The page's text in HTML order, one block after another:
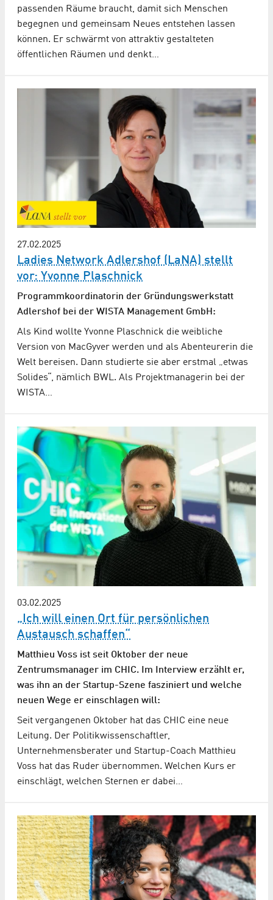
passenden Räume braucht, damit sich Menschen
begegnen und gemeinsam Neues entstehen lassen
können. Er schwärmt von attraktiv gestalteten
öffentlichen Räumen und denkt…
27.02.2025
Ladies Network Adlershof (LaNA) stellt
vor: Yvonne Plaschnick
Programmkoordinatorin der Gründungswerkstatt
Adlershof bei der WISTA Management GmbH:
Als Kind wollte Yvonne Plaschnick die weibliche
Version von MacGyver werden und als Abenteurerin die
Welt bereisen. Dann studierte sie aber erstmal „etwas
Solides“, nämlich BWL. Als Projektmanagerin bei der
WISTA…
03.02.2025
„Ich will einen Ort für persönlichen
Austausch schaffen“
Matthieu Voss ist seit Oktober der neue
Zentrumsmanager im CHIC. Im Interview erzählt er,
was ihn an der Startup-Szene fasziniert und welche
neuen Wege er einschlagen will:
Seit vergangenen Oktober hat das CHIC eine neue
Leitung. Der Politikwissenschaftler,
Unternehmensberater und Startup-Coach Matthieu
Voss hat das Ruder übernommen. Welchen Kurs er
einschlägt, welchen Sternen er dabei…